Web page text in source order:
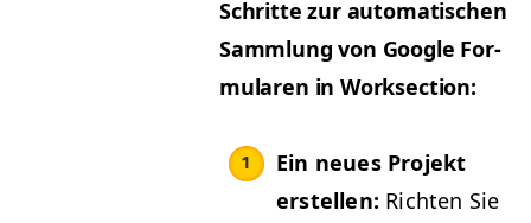
Schritte zur automa­tis­chen
Samm­lung von Google For­
mu­la­ren in Worksection:
Ein neues Pro­jekt
erstellen: Richt­en Sie